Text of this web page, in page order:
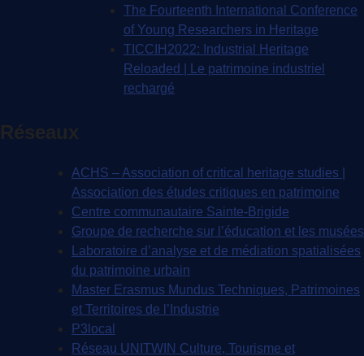
The Fourteenth International Conference
of Young Researchers in Heritage
TICCIH2022: Industrial Heritage
Reloaded | Le patrimoine industriel
rechargé
Réseaux
ACHS – Association of critical heritage studies |
Association des études critiques en patrimoine
Centre communautaire Sainte-Brigide
Groupe de recherche sur l’éducation et les musées
Laboratoire d’analyse et de médiation spatialisées
du patrimoine urbain
Master Erasmus Mundus Techniques, Patrimoines
et Territoires de l’Industrie
P3local
Réseau UNITWIN Culture, Tourisme et